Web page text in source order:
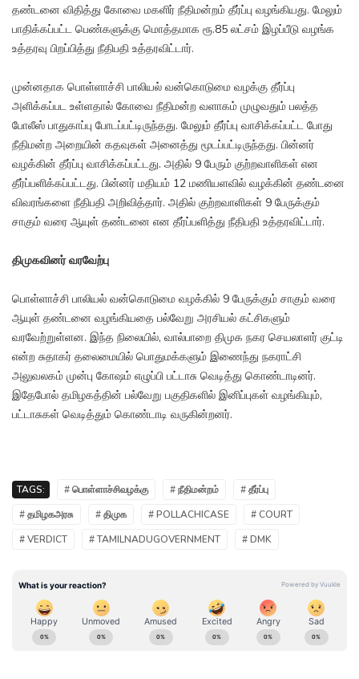
தண்டனை விதித்து கோவை மகளிர் நீதிமன்றம் தீர்ப்பு வழங்கியது. மேலும்
பாதிக்கப்பட்ட பெண்களுக்கு மொத்தமாக ரூ.85 லட்சம் இழப்பீடு வழங்க
உத்தரவு பிறப்பித்து நீதிபதி உத்தரவிட்டார்.
முன்னதாக பொள்ளாச்சி பாலியல் வன்கொடுமை வழக்கு தீர்ப்பு
அளிக்கப்பட உள்ளதால் கோவை நீதிமன்ற வளாகம் முழுவதும் பலத்த
போலீஸ் பாதுகாப்பு போடப்பட்டிருந்தது. மேலும் தீர்ப்பு வாசிக்கப்பட்ட போது
நீதிமன்ற அறையின் கதவுகள் அனைத்து மூடப்பட்டிருந்தது. பின்னர்
வழக்கின் தீர்ப்பு வாசிக்கப்பட்டது. அதில் 9 பேரும் குற்றவாளிகள் என
தீர்ப்பளிக்கப்பட்டது. பின்னர் மதியம் 12 மணியளவில் வழக்கின் தண்டனை
விவரங்களை நீதிபதி அறிவித்தார். அதில் குற்றவாளிகள் 9 பேருக்கும்
சாகும் வரை ஆயுள் தண்டனை என தீர்ப்பளித்து நீதிபதி உத்தரவிட்டார்.
திமுகவினர் வரவேற்பு
பொள்ளாச்சி பாலியல் வன்கொடுமை வழக்கில் 9 பேருக்கும் சாகும் வரை
ஆயுள் தண்டனை வழங்கியதை பல்வேறு அரசியல் கட்சிகளும்
வரவேற்றுள்ளன. இந்த நிலையில், வால்பாறை திமுக நகர செயலாளர் குட்டி
என்ற சுதாகர் தலைமையில் பொதுமக்களும் இணைந்து நகராட்சி
அலுவலகம் முன்பு கோஷம் எழுப்பி பட்டாசு வெடித்து கொண்டாடினர்.
இதேபோல் தமிழகத்தின் பல்வேறு பகுதிகளில் இனிப்புகள் வழங்கியும்,
பட்டாசுகள் வெடித்தும் கொண்டாடி வருகின்றனர்.
TAGS: # பொள்ளாச்சிவழக்கு # நீதிமன்றம்
# தீர்ப்பு
# தமிழகஅரசு
# திமுக # POLLACHICASE
# COURT
# VERDICT
# TAMILNADUGOVERNMENT # DMK